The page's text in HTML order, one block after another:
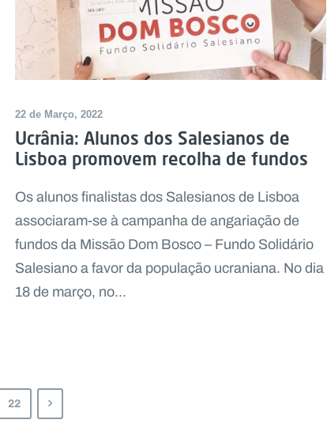
22 de Março, 2022
Ucrânia: Alunos dos Salesianos de
Lisboa promovem recolha de fundos
Os alunos finalistas dos Salesianos de Lisboa
associaram-se à campanha de angariação de
fundos da Missão Dom Bosco – Fundo Solidário
Salesiano a favor da população ucraniana. No dia
18 de março, no...
22